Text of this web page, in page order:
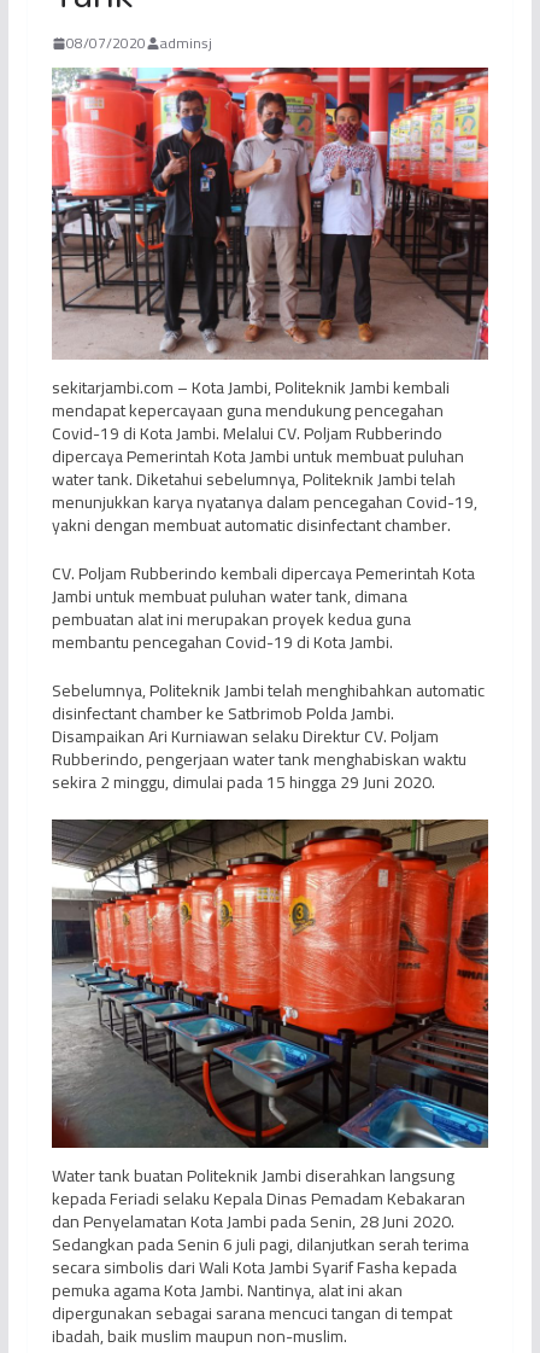
08/07/2020 adminsj
sekitarjambi.com – Kota Jambi, Politeknik Jambi kembali
mendapat kepercayaan guna mendukung pencegahan
Covid-19 di Kota Jambi. Melalui CV. Poljam Rubberindo
dipercaya Pemerintah Kota Jambi untuk membuat puluhan
water tank. Diketahui sebelumnya, Politeknik Jambi telah
menunjukkan karya nyatanya dalam pencegahan Covid-19,
yakni dengan membuat automatic disinfectant chamber.
CV. Poljam Rubberindo kembali dipercaya Pemerintah Kota
Jambi untuk membuat puluhan water tank, dimana
pembuatan alat ini merupakan proyek kedua guna
membantu pencegahan Covid-19 di Kota Jambi.
Sebelumnya, Politeknik Jambi telah menghibahkan automatic
disinfectant chamber ke Satbrimob Polda Jambi.
Disampaikan Ari Kurniawan selaku Direktur CV. Poljam
Rubberindo, pengerjaan water tank menghabiskan waktu
sekira 2 minggu, dimulai pada 15 hingga 29 Juni 2020.
Water tank buatan Politeknik Jambi diserahkan langsung
kepada Feriadi selaku Kepala Dinas Pemadam Kebakaran
dan Penyelamatan Kota Jambi pada Senin, 28 Juni 2020.
Sedangkan pada Senin 6 juli pagi, dilanjutkan serah terima
secara simbolis dari Wali Kota Jambi Syarif Fasha kepada
pemuka agama Kota Jambi. Nantinya, alat ini akan
dipergunakan sebagai sarana mencuci tangan di tempat
ibadah, baik muslim maupun non-muslim.